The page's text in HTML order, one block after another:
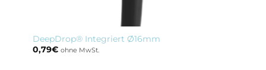
DeepDrop® Integriert Ø16mm
0,79€ ohne MwSt.